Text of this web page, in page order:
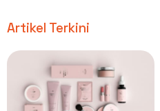
Artikel Terkini